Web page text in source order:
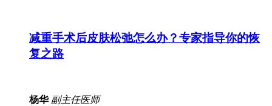
减重手术后皮肤松弛怎么办？专家指导你的恢
复之路
杨华 副主任医师